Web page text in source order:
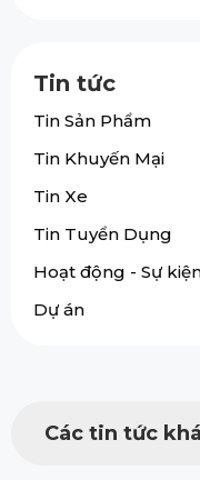
Tin tức
Tin Sản Phẩm
Tin Khuyến Mại
Tin Xe
Tin Tuyển Dụng
Hoạt động - Sự
Dự án
Các tin tức